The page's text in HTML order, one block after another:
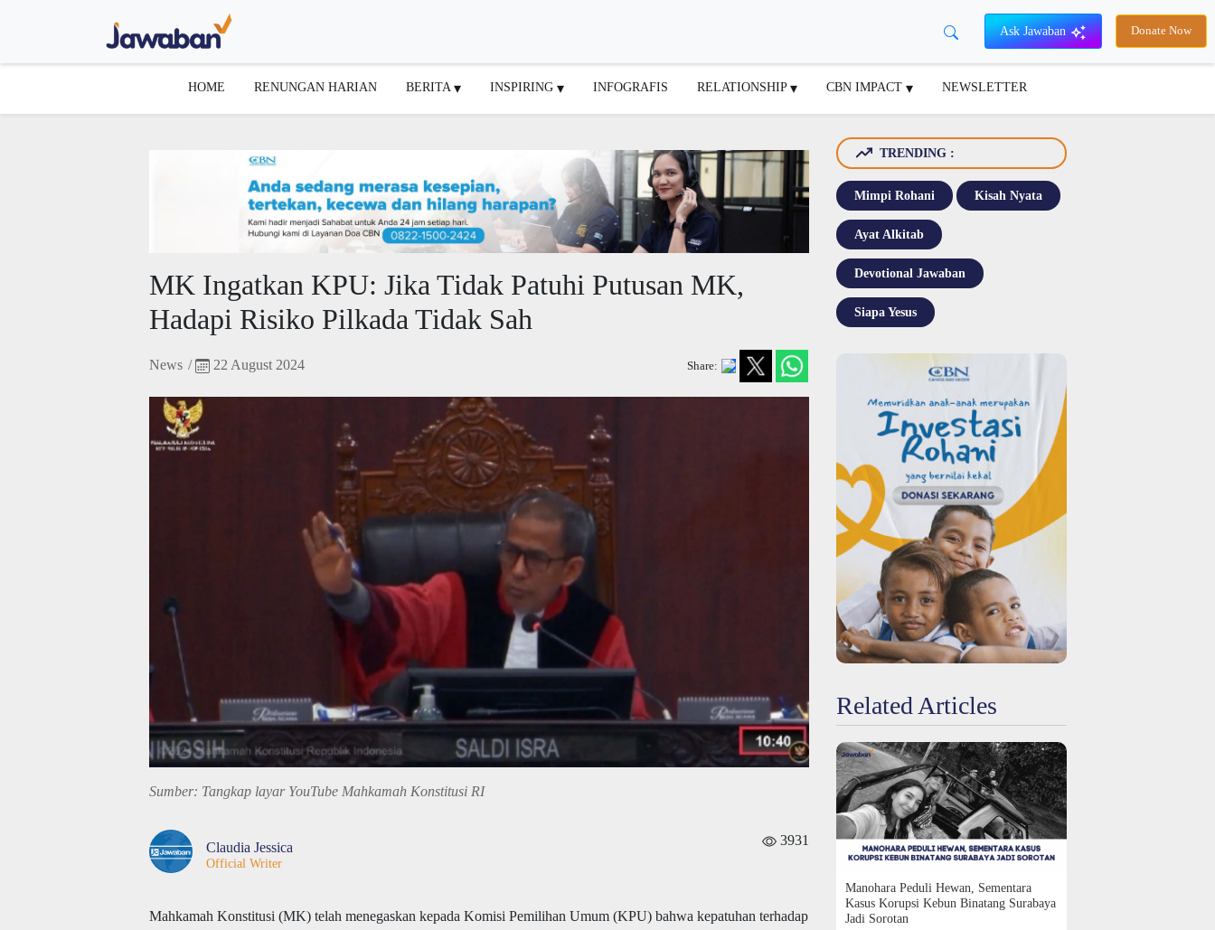
Ask Jawaban Donate Now
HOME RENUNGAN HARIAN BERITA INSPIRING INFOGRAFIS RELATIONSHIP CBN IMPACT NEWSLETTER
MK Ingatkan KPU: Jika Tidak Patuhi Putusan MK,
Hadapi Risiko Pilkada Tidak Sah
News / 22 August 2024 Share:
Sumber: Tangkap layar YouTube Mahkamah Konstitusi RI
Claudia Jessica
Official Writer
3931
Mahkamah Konstitusi (MK) telah menegaskan kepada Komisi Pemilihan Umum (KPU) bahwa kepatuhan terhadap
TRENDING :
Mimpi Rohani Kisah Nyata
Ayat Alkitab
Devotional Jawaban
Siapa Yesus
Related Articles
Manohara Peduli Hewan, Sementara
Kasus Korupsi Kebun Binatang Surabaya
Jadi Sorotan